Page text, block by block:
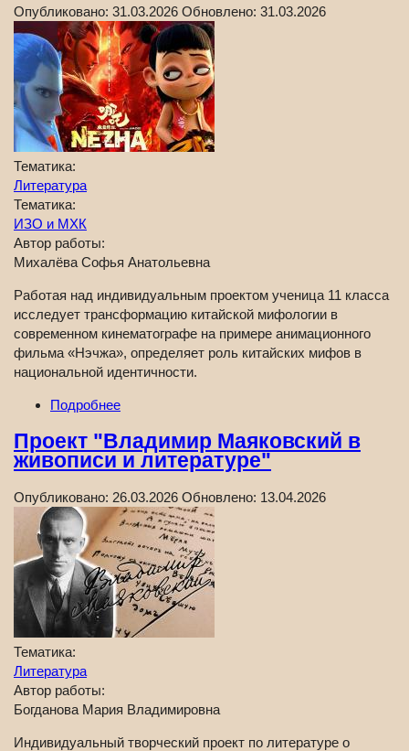
Опубликовано: 31.03.2026 Обновлено: 31.03.2026
Тематика:
Литература
Тематика:
ИЗО и МХК
Автор работы:
Михалёва Софья Анатольевна
Работая над индивидуальным проектом ученица 11 класса
исследует трансформацию китайской мифологии в
современном кинематографе на примере анимационного
фильма «Нэчжа», определяет роль китайских мифов в
национальной идентичности.
Подробнее
Проект "Владимир Маяковский в
живописи и литературе"
Опубликовано: 26.03.2026 Обновлено: 13.04.2026
Тематика:
Литература
Автор работы:
Богданова Мария Владимировна
Индивидуальный творческий проект по литературе о